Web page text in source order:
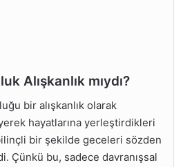
Alışkanlık mıydı?
bir alışkanlık olarak
hayatlarına yerleştirdikleri
bir şekilde geceleri sözden
Çünkü bu, sadece davranışsal